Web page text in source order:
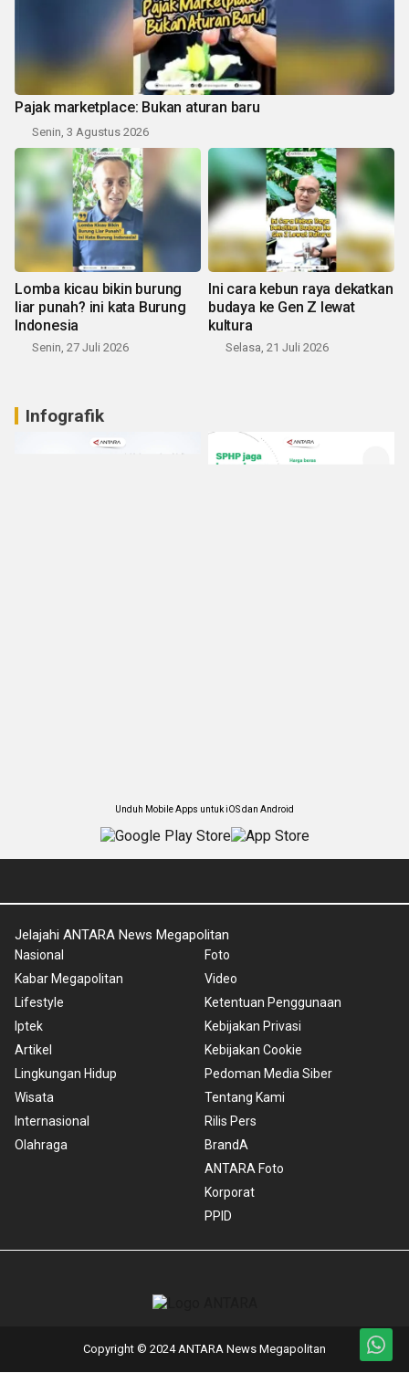
Pajak marketplace: Bukan aturan baru
Senin, 3 Agustus 2026
Lomba kicau bikin burung
liar punah? ini kata Burung
Indonesia
Senin, 27 Juli 2026
Ini cara kebun raya dekatkan
budaya ke Gen Z lewat
kultura
Selasa, 21 Juli 2026
Infografik
Unduh Mobile Apps untuk iOS dan Android
Jelajahi ANTARA News Megapolitan
Nasional
Kabar Megapolitan
Lifestyle
Iptek
Artikel
Lingkungan Hidup
Wisata
Internasional
Olahraga
Foto
Video
Ketentuan Penggunaan
Kebijakan Privasi
Kebijakan Cookie
Pedoman Media Siber
Tentang Kami
Rilis Pers
BrandA
ANTARA Foto
Korporat
PPID
Copyright © 2024 ANTARA News Megapolitan